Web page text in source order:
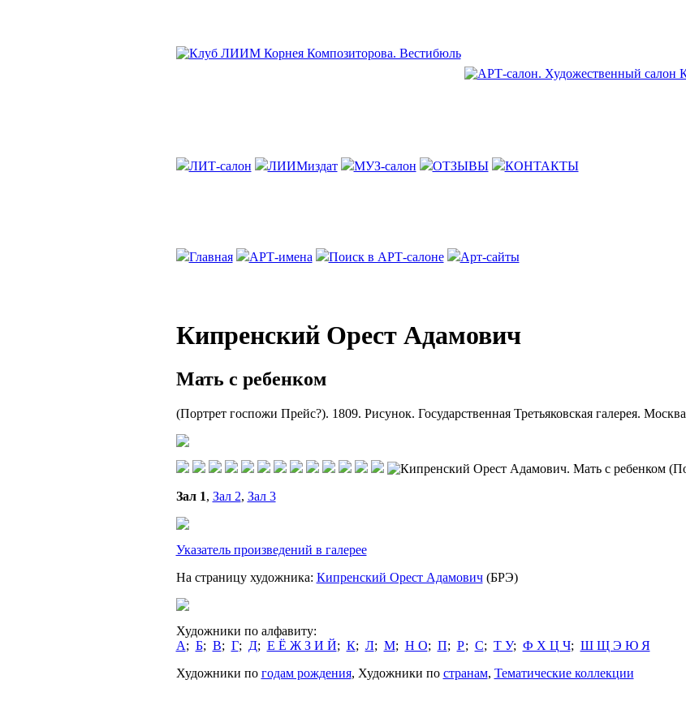
ЛИТ-салон ЛИИМиздат МУЗ-салон ОТЗЫВЫ КОНТАКТЫ
Главная АРТ-имена Поиск в АРТ-салоне Арт-сайты
Кипренский Орест Адамович
Мать с ребенком
(Портрет госпожи Прейс?). 1809. Рисунок. Государственная Третьяковская галерея. Москва
Зал 1, Зал 2, Зал 3
Указатель произведений в галерее
На страницу художника: Кипренский Орест Адамович(БРЭ)
Художники по алфавиту:
А; Б; В; Г; Д; Е Ё Ж З И Й; К; Л; М; Н О; П; Р; С; Т У; Ф Х Ц Ч; Ш Щ Э Ю Я
Художники по годам рождения, Художники по странам, Тематические коллекции